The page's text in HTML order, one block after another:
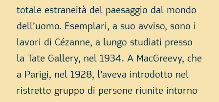
totale estraneità del paesaggio dal mondo
dell’uomo. Esemplari, a suo avviso, sono i
lavori di Cézanne, a lungo studiati presso
la Tate Gallery, nel 1934. A MacGreevy, che
a Parigi, nel 1928, l’aveva introdotto nel
ristretto gruppo di persone riunite intorno